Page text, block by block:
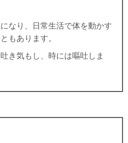
なり、日常生活で体を動かす
もあります。
き気もし、時には嘔吐しま